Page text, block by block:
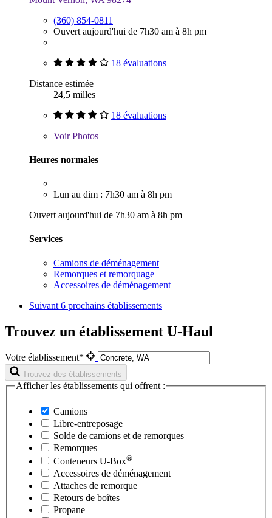
(360) 854-0811
Ouvert aujourd'hui de 7h30 am à 8h pm
18 évaluations
Distance estimée
24,5 milles
18 évaluations
VoirPhotos
Heures normales
Lun au dim : 7h30 am à 8h pm
Ouvert aujourd'hui de 7h30 am à 8h pm
Services
Camions de déménagement
Remorques et remorquage
Accessoires de déménagement
Suivant 6 prochains établissements
Trouvez un établissement U-Haul
Votre établissement*
Trouvez des établissements
Afficher les établissements qui offrent :
Camions
Libre-entreposage
Solde de camions et de remorques
Remorques
Conteneurs U-Box®
Accessoires de déménagement
Attaches de remorque
Retours de boîtes
Propane